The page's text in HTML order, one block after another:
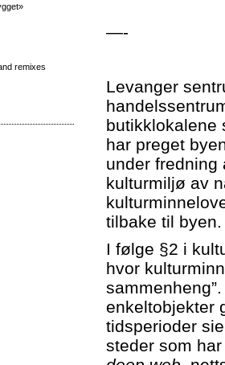
remixes
—-
Levanger
butikklokalene
har preget
under
kulturmiljø av
tilbake til byen.
I følge §2 i
hvor
enkeltobjekter
tidsperioder
steder som